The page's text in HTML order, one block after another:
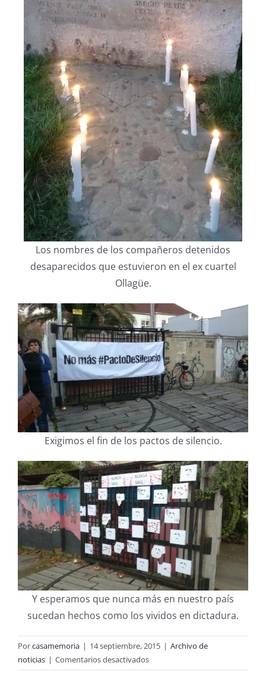
Los nombres de los compañeros detenidos
desaparecidos que estuvieron en el ex cuartel
Ollagüe.
Exigimos el fin de los pactos de silencio.
Y esperamos que nunca más en nuestro país
sucedan hechos como los vividos en dictadura.
Porcasamemoria | 14 septiembre, 2015 | Archivo de
noticias | Comentarios desactivadosen
11